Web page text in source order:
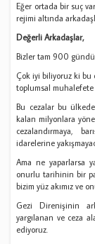
Eğer ortada bir suç
rejimi altında
Değerli Arkadaşlar,
Bizler tam 900
Çok iyi biliyoruz ki bu
toplumsal muhalefete
Bu cezalar bu
kalan milyonlara
cezalandırmaya,
idarelerine
Ama ne yaparlarsa
onurlu tarihinin bir
bizim yüz akımız ve
Gezi Direnişinin
yargılanan ve ceza
ediyoruz.